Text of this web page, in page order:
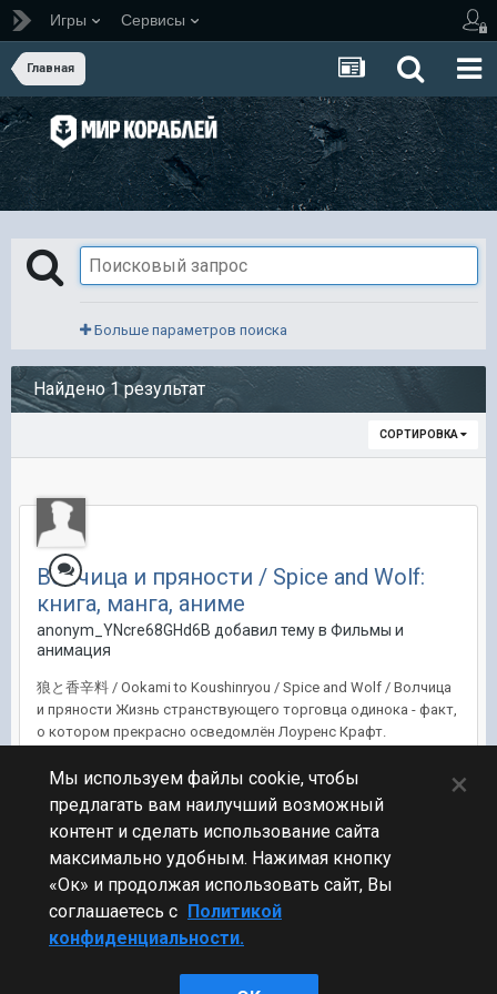
Игры Сервисы
Главная
Больше параметров поиска
Найдено 1 результат
СОРТИРОВКА
Волчица и пряности / Spice and Wolf:
книга, манга, аниме
anonym_YNcre68GHd6B добавил тему в Фильмы и
анимация
狼と香辛料 / Ookami to Koushinryou / Spice and Wolf / Волчица
и пряности Жизнь странствующего торговца одинока - факт,
о котором прекрасно осведомлён Лоуренс Крафт.
товарами, которые встретились по дороге, торговец
прекрасно вписался в этот круго...
15 авг 2012, 14:15:10 284 ответа 2
Стиль
Мы используем файлы cookie, чтобы
предлагать вам наилучший возможный
контент и сделать использование сайта
максимально удобным. Нажимая кнопку
«Ок» и продолжая использовать сайт, Вы
соглашаетесь с Политикой
конфиденциальности.
×